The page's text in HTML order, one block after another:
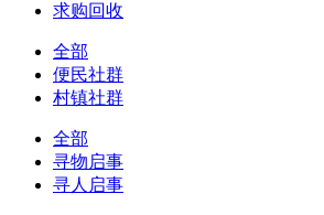
求购回收
全部
便民社群
村镇社群
全部
寻物启事
寻人启事